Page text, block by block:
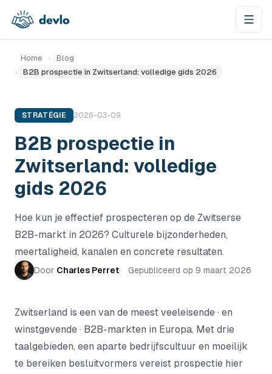
Home ›
Blog
›
B2B prospectie in Zwitserland: volledige gids 2026
STRATÉGIE 2026-03-09
B2B prospectie in
Zwitserland: volledige
gids 2026
Hoe kun je effectief prospecteren op de Zwitserse
B2B-markt in 2026? Culturele bijzonderheden,
meertaligheid, kanalen en concrete resultaten.
Door Charles Perret Gepubliceerd op 9 maart 2026
Zwitserland is een van de meest veeleisende · en
winstgevende · B2B-markten in Europa. Met drie
taalgebieden, een aparte bedrijfscultuur en moeilijk
te bereiken besluitvormers vereist prospectie hier